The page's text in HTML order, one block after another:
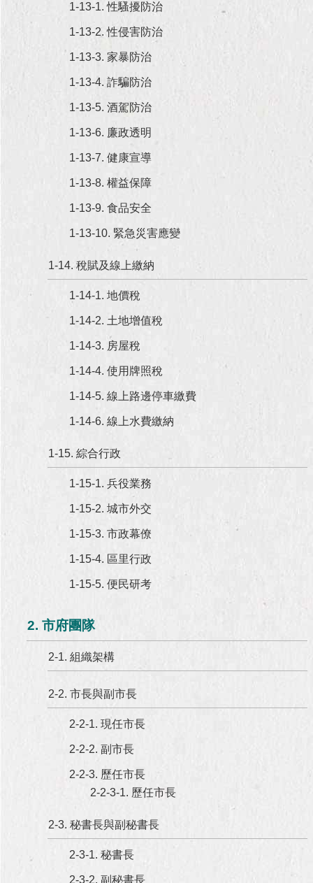
1-13-1. 性騷擾防治
1-13-2. 性侵害防治
1-13-3. 家暴防治
1-13-4. 詐騙防治
1-13-5. 酒駕防治
1-13-6. 廉政透明
1-13-7. 健康宣導
1-13-8. 權益保障
1-13-9. 食品安全
1-13-10. 緊急災害應變
1-14. 稅賦及線上繳納
1-14-1. 地價稅
1-14-2. 土地增值稅
1-14-3. 房屋稅
1-14-4. 使用牌照稅
1-14-5. 線上路邊停車繳費
1-14-6. 線上水費繳納
1-15. 綜合行政
1-15-1. 兵役業務
1-15-2. 城市外交
1-15-3. 市政幕僚
1-15-4. 區里行政
1-15-5. 便民研考
2. 市府團隊
2-1. 組織架構
2-2. 市長與副市長
2-2-1. 現任市長
2-2-2. 副市長
2-2-3. 歷任市長
2-2-3-1. 歷任市長
2-3. 秘書長與副秘書長
2-3-1. 秘書長
2-3-2. 副秘書長